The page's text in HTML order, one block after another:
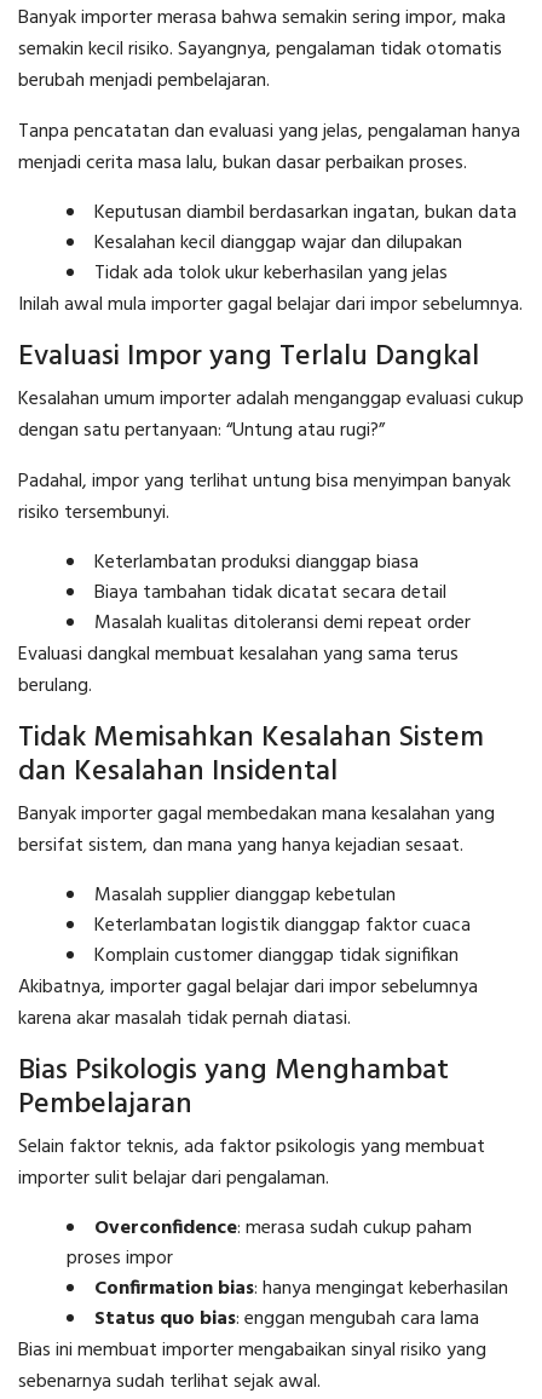
Banyak importer merasa bahwa semakin sering impor, maka
semakin kecil risiko. Sayangnya, pengalaman tidak otomatis
berubah menjadi pembelajaran.
Tanpa pencatatan dan evaluasi yang jelas, pengalaman hanya
menjadi cerita masa lalu, bukan dasar perbaikan proses.
Keputusan diambil berdasarkan ingatan, bukan data
Kesalahan kecil dianggap wajar dan dilupakan
Tidak ada tolok ukur keberhasilan yang jelas
Inilah awal mula importer gagal belajar dari impor sebelumnya.
Evaluasi Impor yang Terlalu Dangkal
Kesalahan umum importer adalah menganggap evaluasi cukup
dengan satu pertanyaan: “Untung atau rugi?”
Padahal, impor yang terlihat untung bisa menyimpan banyak
risiko tersembunyi.
Keterlambatan produksi dianggap biasa
Biaya tambahan tidak dicatat secara detail
Masalah kualitas ditoleransi demi repeat order
Evaluasi dangkal membuat kesalahan yang sama terus
berulang.
Tidak Memisahkan Kesalahan Sistem
dan Kesalahan Insidental
Banyak importer gagal membedakan mana kesalahan yang
bersifat sistem, dan mana yang hanya kejadian sesaat.
Masalah supplier dianggap kebetulan
Keterlambatan logistik dianggap faktor cuaca
Komplain customer dianggap tidak signifikan
Akibatnya, importer gagal belajar dari impor sebelumnya
karena akar masalah tidak pernah diatasi.
Bias Psikologis yang Menghambat
Pembelajaran
Selain faktor teknis, ada faktor psikologis yang membuat
importer sulit belajar dari pengalaman.
Overconfidence: merasa sudah cukup paham
proses impor
Confirmation bias: hanya mengingat keberhasilan
Status quo bias: enggan mengubah cara lama
Bias ini membuat importer mengabaikan sinyal risiko yang
sebenarnya sudah terlihat sejak awal.